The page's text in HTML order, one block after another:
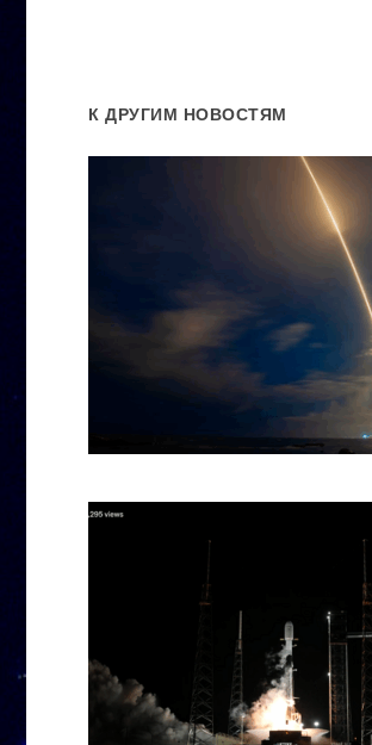
К ДРУГИМ НОВОСТЯМ